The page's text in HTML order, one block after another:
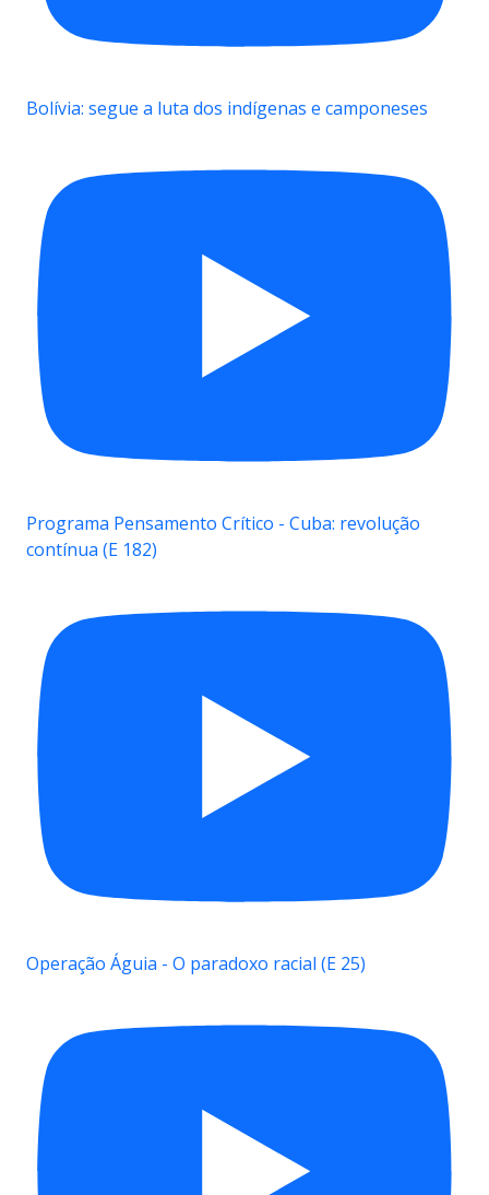
Bolívia: segue a luta dos indígenas e camponeses
Programa Pensamento Crítico - Cuba: revolução
contínua (E 182)
Operação Águia - O paradoxo racial (E 25)